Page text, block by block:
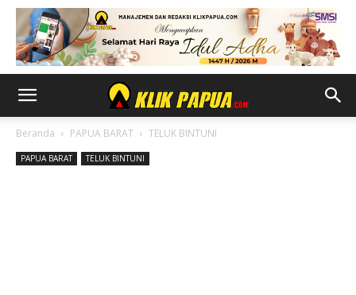
Beranda PAPUA BARAT TELUK BINTUNI
PAPUA BARAT TELUK BINTUNI